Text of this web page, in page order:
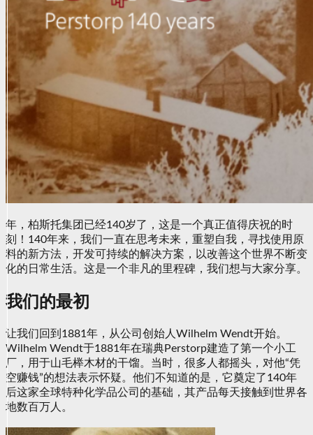
年，柏斯托集团已经140岁了，这是一个真正值得庆祝的时
刻！140年来，我们一直在思考未来，重塑自我，寻找使用原
料的新方法，开发可持续的解决方案，以改善这个世界不断变
化的日常生活。这是一个非凡的里程碑，我们想与大家分享。
我们的最初
让我们回到1881年，从公司创始人Wilhelm Wendt开始。
Wilhelm Wendt于1881年在瑞典Perstorp建造了第一个小工
厂，用于山毛榉木材的干馏。当时，很多人都摇头，对他“凭
空赚钱”的想法表示怀疑。他们不知道的是，它奠定了140年
后这家全球特种化学品公司的基础，其产品每天接触到世界各
地数百万人。